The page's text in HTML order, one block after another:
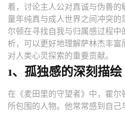
着，讨论主人公对真诚与伪善
童年纯真与成人世界之间冲突
尔顿在寻找自我与归属感过程中
析，可以更好地理解萨林杰丰
对人类心灵探索的重要贡献。
1、孤独感的深刻描绘
在《麦田里的守望者》中，霍尔
所包围的人物。他常常感到自